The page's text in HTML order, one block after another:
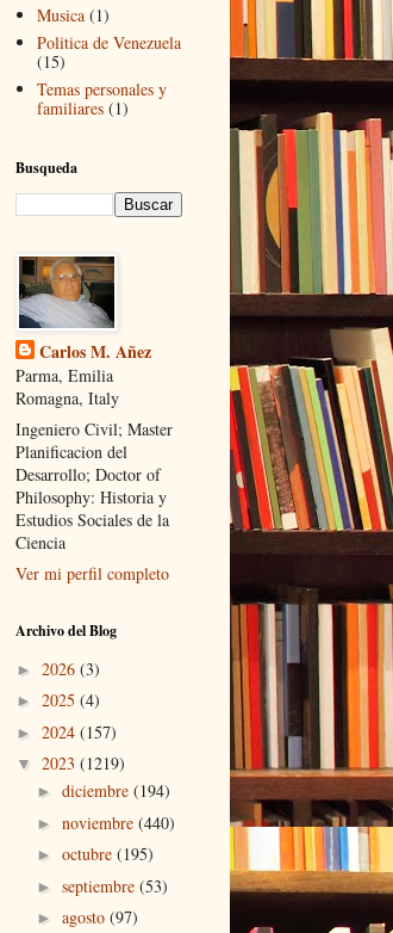
Musica (1)
Politica de Venezuela
(15)
Temas personales y
familiares (1)
Busqueda
Carlos M. Añez
Parma, Emilia
Romagna, Italy
Ingeniero Civil; Master
Planificacion del
Desarrollo; Doctor of
Philosophy: Historia y
Estudios Sociales de la
Ciencia
Ver mi perfil completo
Archivo del Blog
► 2026 (3)
► 2025 (4)
► 2024 (157)
▼ 2023 (1219)
► diciembre (194)
► noviembre (440)
► octubre (195)
► septiembre (53)
► agosto (97)